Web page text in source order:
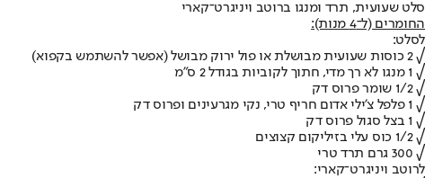
סלט שעועית, תרד ומנגו ברוטב ויניגרט־קארי
החומרים (ל־4 מנות):
לסלט:
√ 2 כוסות שעועית מבושלת או פול ירוק מבושל (אפשר להשתמש בקפוא)
√ 1 מנגו לא רך מדי, חתוך לקוביות בגודל 2 ס"מ
√ 1/2 שומר פרוס דק
√ 1 פלפל צ'ילי אדום חריף טרי, נקי מגרעינים ופרוס דק
√ 1 בצל סגול פרוס דק
√ 1/2 כוס עלי בזיליקום קצוצים
√ 300 גרם תרד טרי
לרוטב ויניגרט־קארי: